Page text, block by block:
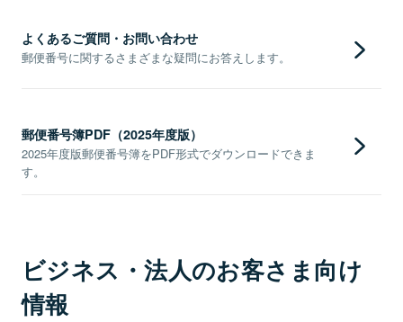
よくあるご質問・お問い合わせ
郵便番号に関するさまざまな疑問にお答えします。
郵便番号簿PDF（2025年度版）
2025年度版郵便番号簿をPDF形式でダウンロードできま
す。
ビジネス・法人のお客さま向け
情報